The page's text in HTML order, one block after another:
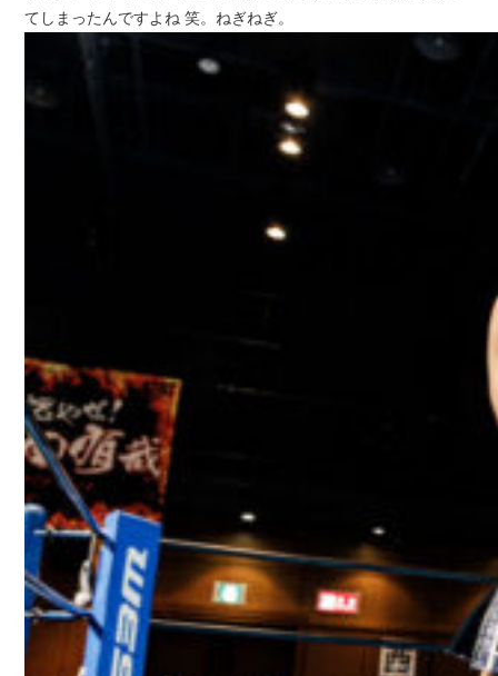
てしまったんですよね 笑。ねぎねぎ。